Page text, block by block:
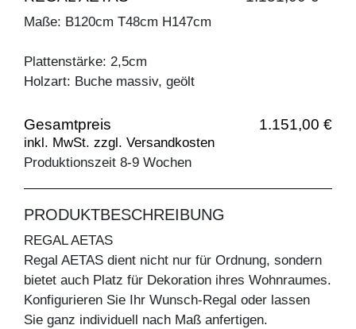
Maße: B120cm T48cm H147cm
Plattenstärke: 2,5cm
Holzart: Buche massiv, geölt
Gesamtpreis 1.151,00 €
inkl. MwSt. zzgl. Versandkosten
Produktionszeit 8-9 Wochen
PRODUKTBESCHREIBUNG
REGAL AETAS
Regal AETAS dient nicht nur für Ordnung, sondern
bietet auch Platz für Dekoration ihres Wohnraumes.
Konfigurieren Sie Ihr Wunsch-Regal oder lassen
Sie ganz individuell nach Maß anfertigen.